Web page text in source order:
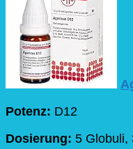
Potenz: D12
Dosierung: 5 Globuli,